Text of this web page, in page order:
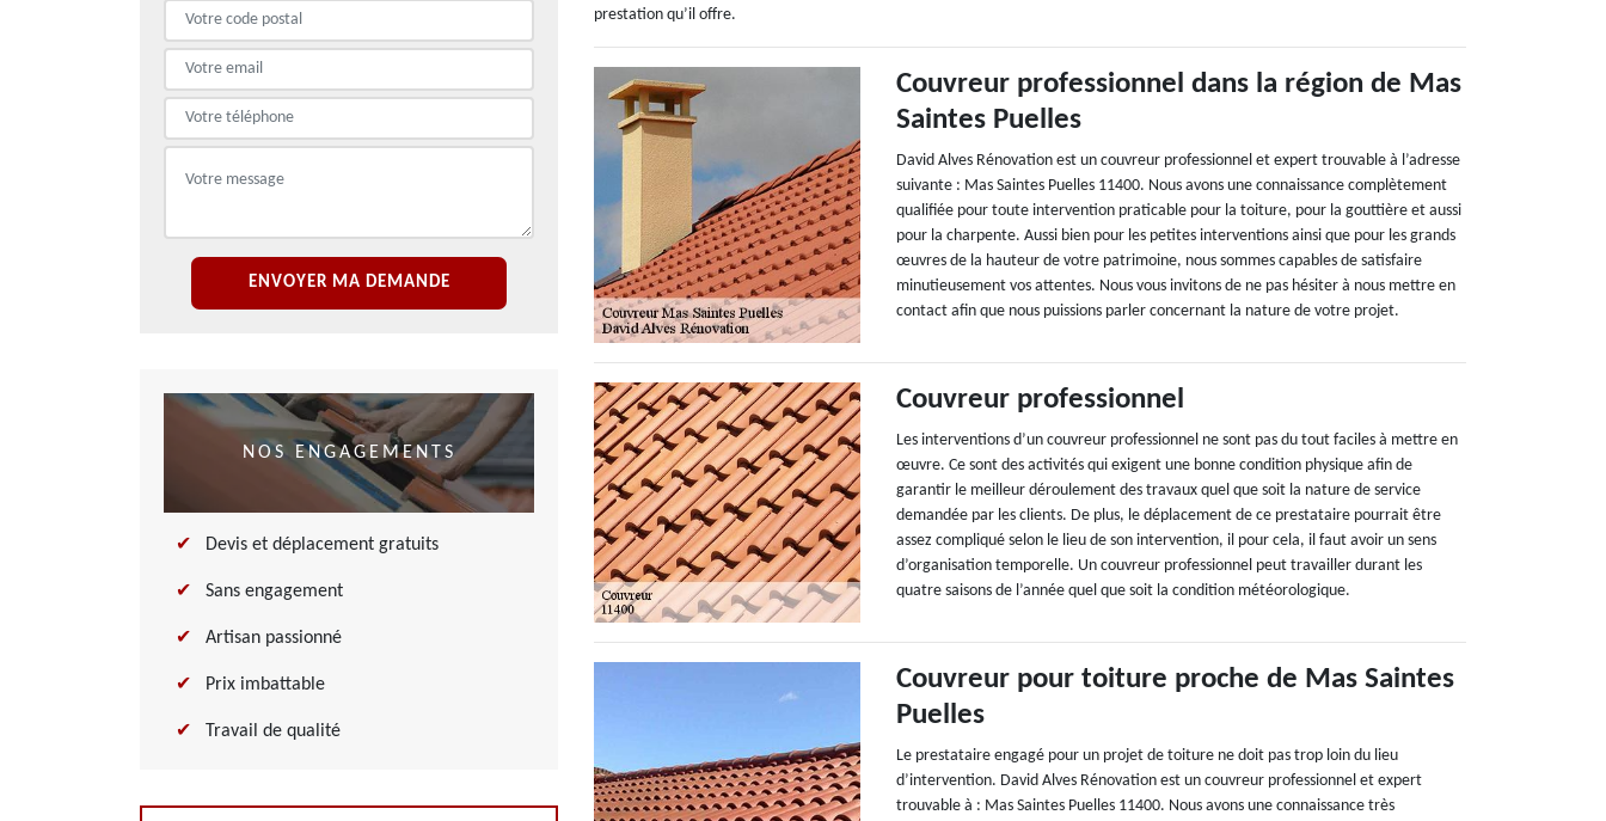
NOS ENGAGEMENTS
Devis et déplacement gratuits
Sans engagement
Artisan passionné
Prix imbattable
Travail de qualité
prestation qu’il offre.
Couvreur professionnel dans la région de Mas
Saintes Puelles
David Alves Rénovation est un couvreur professionnel et expert trouvable à l’adresse
suivante : Mas Saintes Puelles 11400. Nous avons une connaissance complètement
qualifiée pour toute intervention praticable pour la toiture, pour la gouttière et aussi
pour la charpente. Aussi bien pour les petites interventions ainsi que pour les grands
œuvres de la hauteur de votre patrimoine, nous sommes capables de satisfaire
minutieusement vos attentes. Nous vous invitons de ne pas hésiter à nous mettre en
contact afin que nous puissions parler concernant la nature de votre projet.
Couvreur professionnel
Les interventions d’un couvreur professionnel ne sont pas du tout faciles à mettre en
œuvre. Ce sont des activités qui exigent une bonne condition physique afin de
garantir le meilleur déroulement des travaux quel que soit la nature de service
demandée par les clients. De plus, le déplacement de ce prestataire pourrait être
assez compliqué selon le lieu de son intervention, il pour cela, il faut avoir un sens
d’organisation temporelle. Un couvreur professionnel peut travailler durant les
quatre saisons de l’année quel que soit la condition météorologique.
Couvreur pour toiture proche de Mas Saintes
Puelles
Le prestataire engagé pour un projet de toiture ne doit pas trop loin du lieu
d’intervention. David Alves Rénovation est un couvreur professionnel et expert
trouvable à : Mas Saintes Puelles 11400. Nous avons une connaissance très